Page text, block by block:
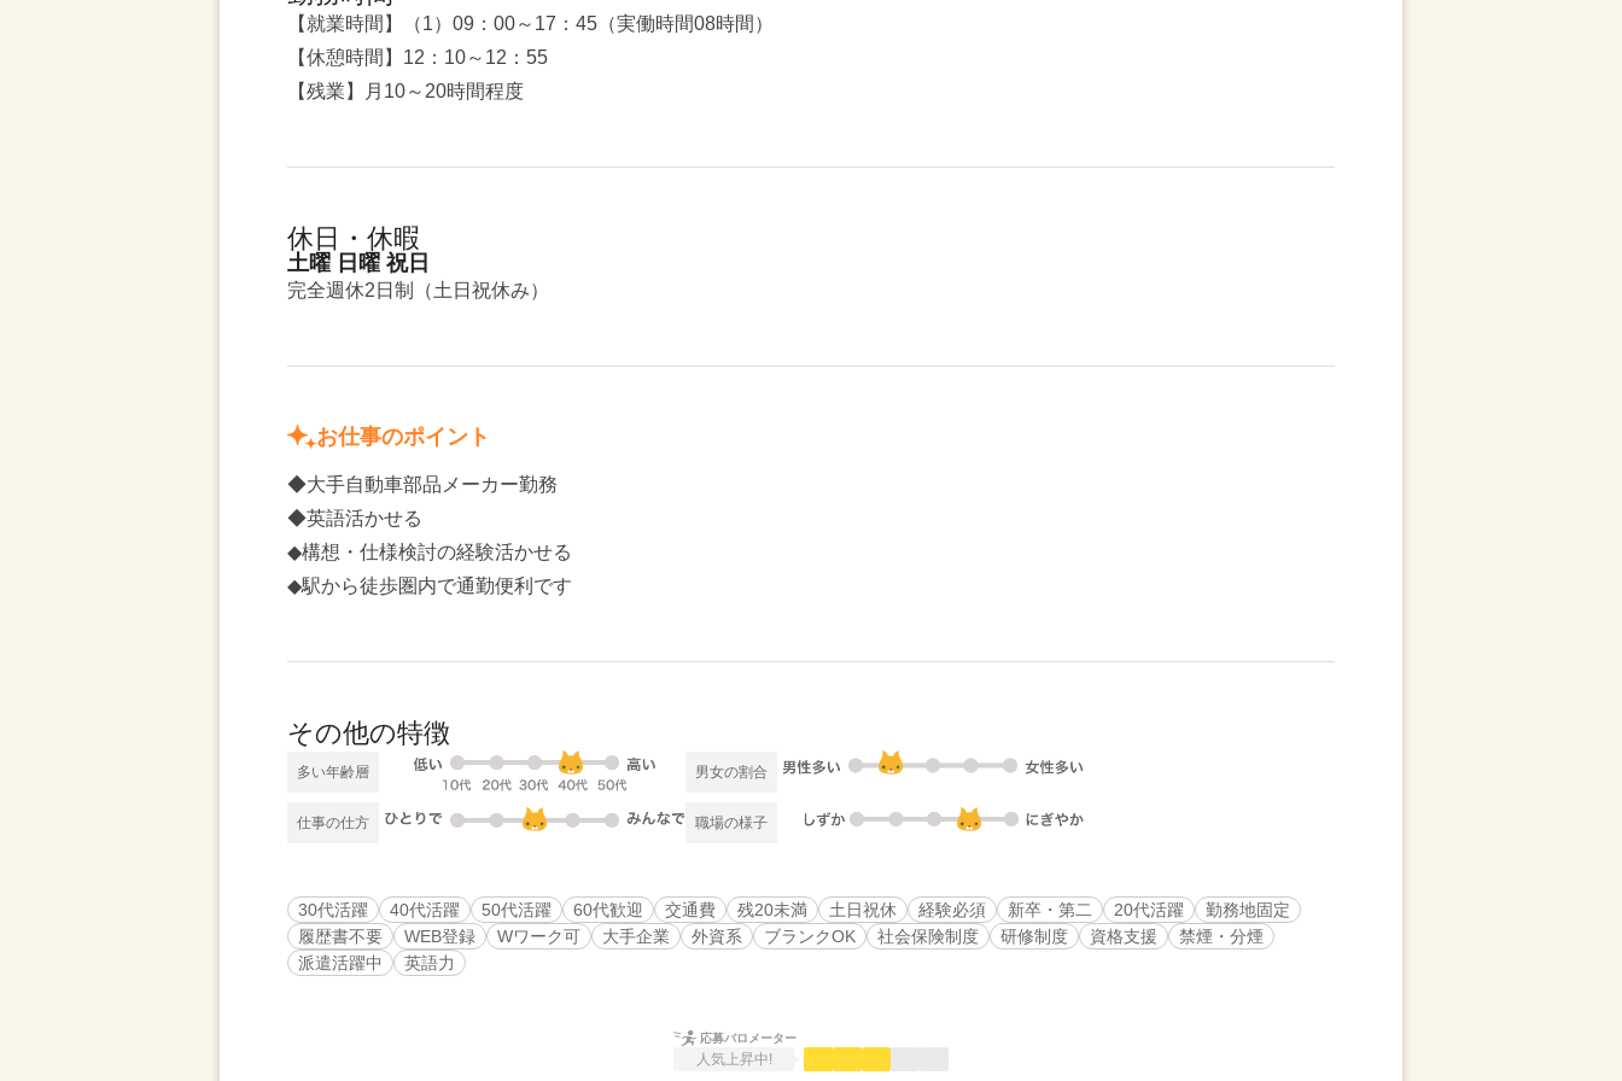
【就業時間】（1）09：00～17：45（実働時間08時間）
【休憩時間】12：10～12：55
【残業】月10～20時間程度
休日・休暇
土曜 日曜 祝日
完全週休2日制（土日祝休み）
お仕事のポイント
◆大手自動車部品メーカー勤務
◆英語活かせる
◆構想・仕様検討の経験活かせる
◆駅から徒歩圏内で通勤便利です
その他の特徴
多い年齢層 男女の割合
仕事の仕方 職場の様子
30代活躍 40代活躍 50代活躍 60代歓迎 交通費 残20未満 土日祝休 経験必須 新卒・第二 20代活躍
勤務地固定
履歴書不要
WEB登録 Wワーク可 大手企業 外資系 ブランクOK 社会保険制度 研修制度 資格支援
禁煙・分煙
派遣活躍中
英語力
応募バロメーター
人気上昇中!